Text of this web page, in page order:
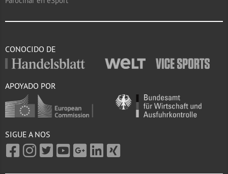
CONOCIDO DE
APOYADO POR
SIGUE A NOS